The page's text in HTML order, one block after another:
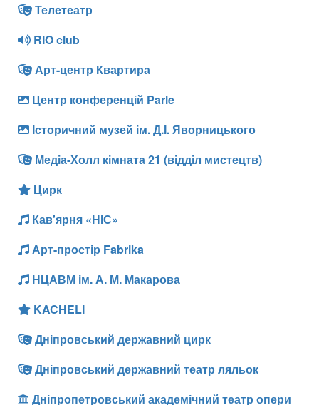
Телетеатр
RIO club
Арт-центр Квартира
Центр конференцій Parle
Історичний музей ім. Д.І. Яворницького
Медіа-Холл кімната 21 (відділ мистецтв)
Цирк
Кав'ярня «НІС»
Арт-простір Fabrika
НЦАВМ ім. А. М. Макарова
KACHELI
Дніпровський державний цирк
Дніпровський державний театр ляльок
Дніпропетровський академічний театр опери